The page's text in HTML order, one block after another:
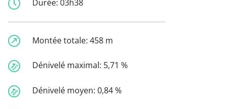
Durée: 03h38
Montée totale: 458 m
Dénivelé maximal: 5,71 %
Dénivelé moyen: 0,84 %